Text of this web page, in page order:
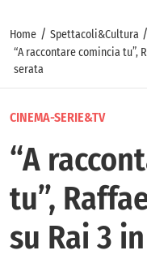
Home / Spettacoli&Cultura /
“A raccontare comincia tu”,
serata
CINEMA-SERIE&TV
“A
tu”,
su Rai 3